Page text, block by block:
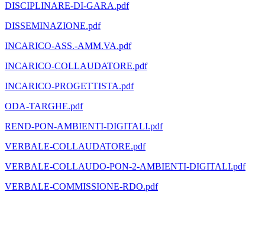
DISCIPLINARE-DI-GARA.pdf
DISSEMINAZIONE.pdf
INCARICO-ASS.-AMM.VA.pdf
INCARICO-COLLAUDATORE.pdf
INCARICO-PROGETTISTA.pdf
ODA-TARGHE.pdf
REND-PON-AMBIENTI-DIGITALI.pdf
VERBALE-COLLAUDATORE.pdf
VERBALE-COLLAUDO-PON-2-AMBIENTI-DIGITALI.pdf
VERBALE-COMMISSIONE-RDO.pdf